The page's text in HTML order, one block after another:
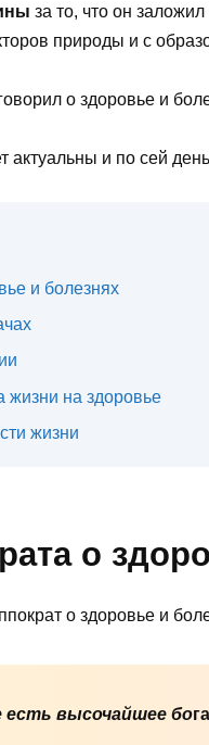
за то, что он
природы и с
о здоровье и
актуальны и по сей
и болезнях
жизни на здоровье
жизни
о
есть высочайшее бо